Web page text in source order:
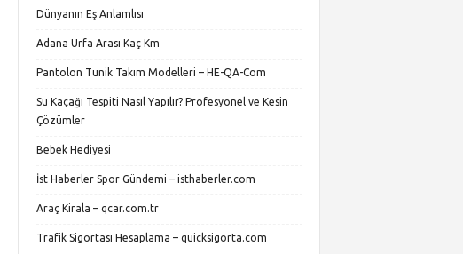
Dünyanın Eş Anlamlısı
Adana Urfa Arası Kaç Km
Pantolon Tunik Takım Modelleri – HE-QA-Com
Su Kaçağı Tespiti Nasıl Yapılır? Profesyonel ve Kesin
Çözümler
Bebek Hediyesi
İst Haberler Spor Gündemi – isthaberler.com
Araç Kirala – qcar.com.tr
Trafik Sigortası Hesaplama – quicksigorta.com